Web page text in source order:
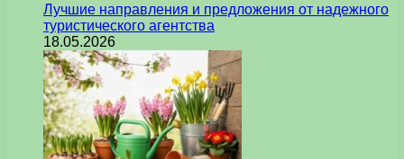
Лучшие направления и предложения от надежного
туристического агентства
18.05.2026